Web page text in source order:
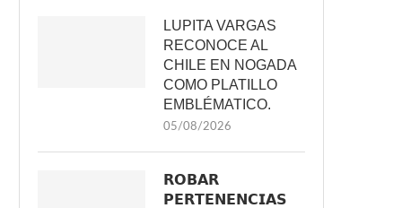
LUPITA VARGAS
RECONOCE AL
CHILE EN NOGADA
COMO PLATILLO
EMBLÉMATICO.
05/08/2026
𝗥𝗢𝗕𝗔𝗥
𝗣𝗘𝗥𝗧𝗘𝗡𝗘𝗡𝗖𝗜𝗔𝗦